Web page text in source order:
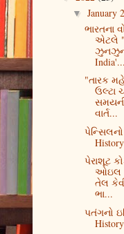
▼ January
ભારતના
એટલે
India'...
"તારક
ઉલ્ટા
વાર્ત...
પેરાશૂટ
ઓઇલ -
તેલ
ભા...
પતંગનો